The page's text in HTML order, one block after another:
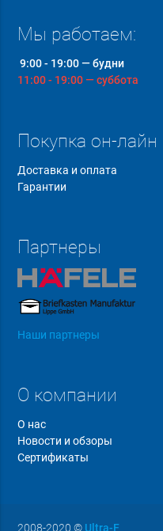
Мы работаем:
9:00 - 19:00 — будни
11:00 - 19:00 — суббота
Покупка он-лайн
Доставка и оплата
Гарантии
Партнеры
Наши партнеры
О компании
О нас
Новости и обзоры
Сертификаты
2008-2020 © Ultra-F